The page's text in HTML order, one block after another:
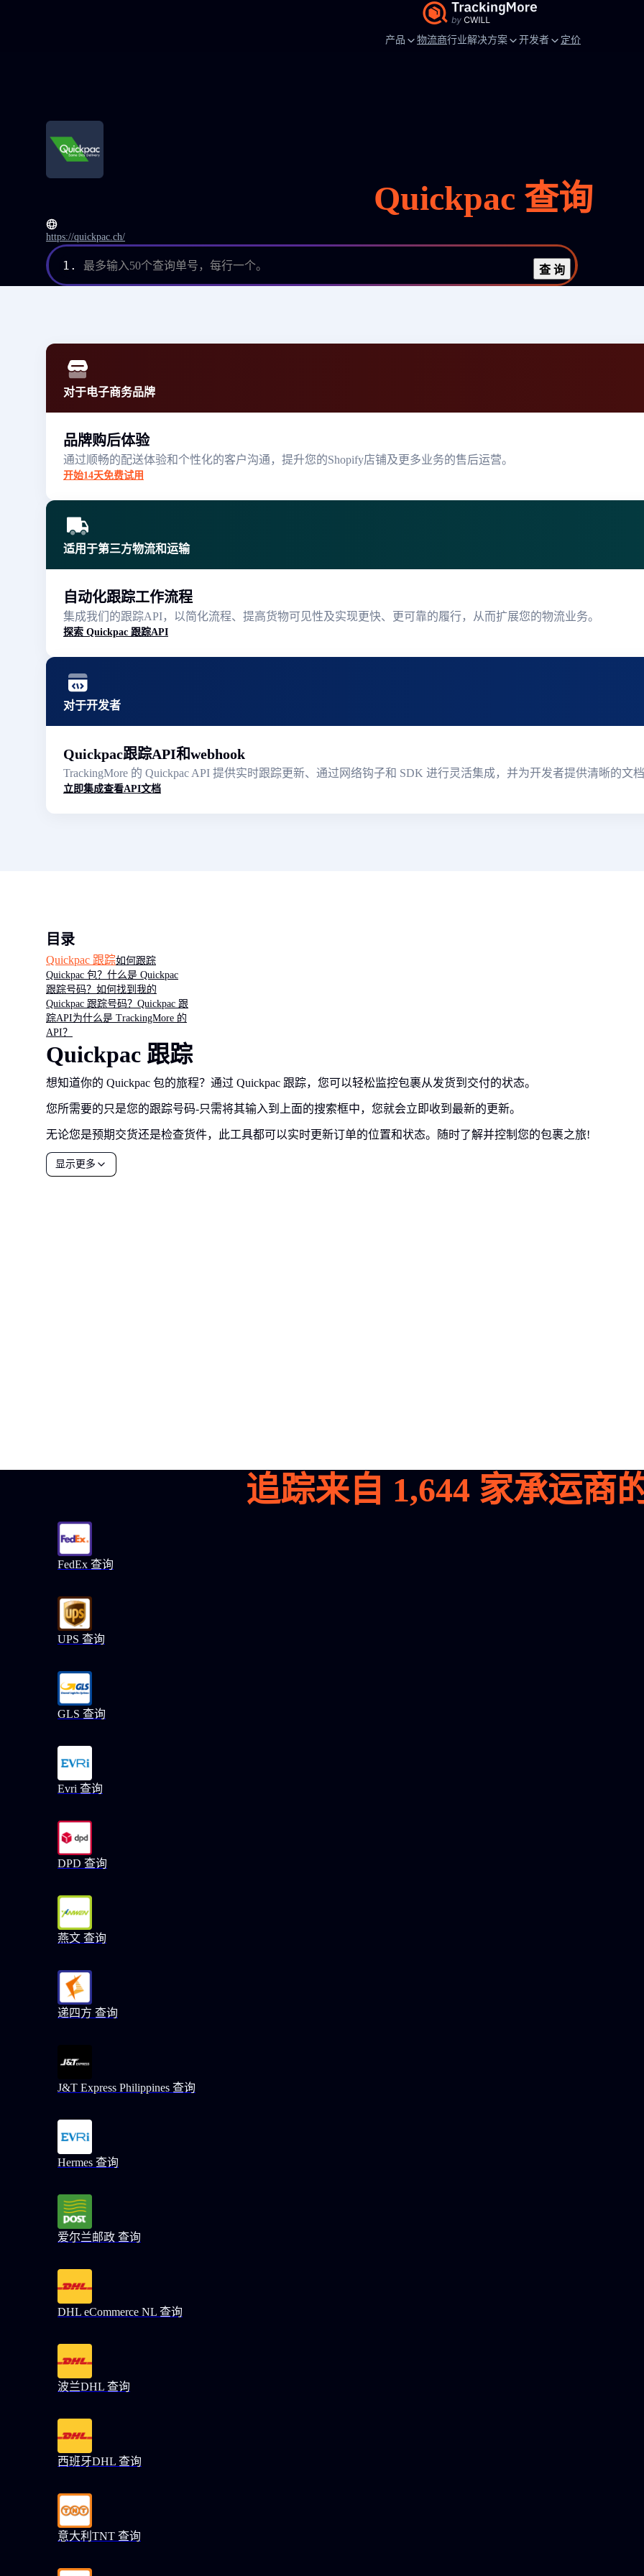
产品 物流商行业解决方案 开发者 定价
Quickpac 查询
https://quickpac.ch/
1. 最多输入50个查询单号，每行一个。 查 询
对于电子商务品牌
品牌购后体验
通过顺畅的配送体验和个性化的客户沟通，提升您的Shopify店铺及更多业务的售后运营。
开始14天免费试用
适用于第三方物流和运输
自动化跟踪工作流程
集成我们的跟踪API，以简化流程、提高货物可见性及实现更快、更可靠的履行，从而扩展您的物流业务。
探索 Quickpac 跟踪API
对于开发者
Quickpac跟踪API和webhook
TrackingMore 的 Quickpac API 提供实时跟踪更新、通过网络钩子和 SDK 进行灵活集成，并为开发者提供清晰的文
立即集成查看API文档
目录
Quickpac 跟踪如何跟踪
Quickpac 包？ 什么是 Quickpac
跟踪号码？ 如何找到我的
Quickpac 跟踪号码？ Quickpac 跟
踪API为什么是 TrackingMore 的
API？
Quickpac 跟踪
想知道你的 Quickpac 包的旅程？通过 Quickpac 跟踪，您可以轻松监控包裹从发货到交付的状态。
您所需要的只是您的跟踪号码-只需将其输入到上面的搜索框中，您就会立即收到最新的更新。
无论您是预期交货还是检查货件，此工具都可以实时更新订单的位置和状态。随时了解并控制您的包裹之旅!
显示更多
追踪来自 1,644 家承运商
FedEx 查询
UPS 查询
GLS 查询
Evri 查询
DPD 查询
燕文 查询
递四方 查询
J&T Express Philippines 查询
Hermes 查询
爱尔兰邮政 查询
DHL eCommerce NL 查询
波兰DHL 查询
西班牙DHL 查询
意大利TNT 查询